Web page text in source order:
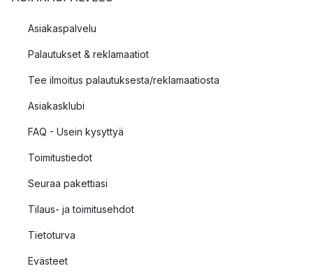
Asiakaspalvelu
Palautukset & reklamaatiot
Tee ilmoitus palautuksesta/reklamaatiosta
Asiakasklubi
FAQ - Usein kysyttyä
Toimitustiedot
Seuraa pakettiasi
Tilaus- ja toimitusehdot
Tietoturva
Evästeet